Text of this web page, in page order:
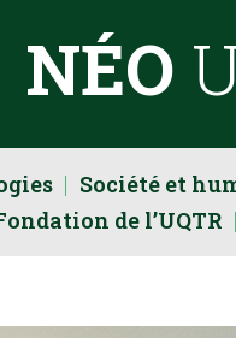
NÉO
Société et
de l’UQTR